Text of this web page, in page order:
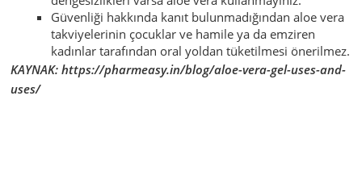
Güvenliği hakkında kanıt bulunmadığından aloe vera
takviyelerinin çocuklar ve hamile ya da emziren
kadınlar tarafından oral yoldan tüketilmesi önerilmez.
KAYNAK: https://pharmeasy.in/blog/aloe-vera-gel-uses-and-
uses/